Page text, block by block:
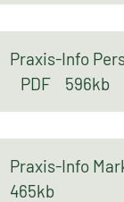
Praxis-Info
PDF
596kb
Praxis-Info
465kb